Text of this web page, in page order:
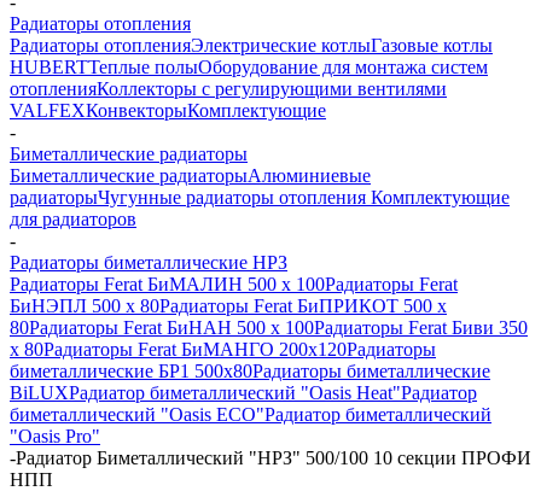
Радиаторы отопления
Радиаторы отопленияЭлектрические котлыГазовые котлы
HUBERTТеплые полыОборудование для монтажа систем
отопленияКоллекторы с регулирующими вентилями
VALFEXКонвекторыКомплектующие
-
Биметаллические радиаторы
Биметаллические радиаторыАлюминиевые
радиаторыЧугунные радиаторы отопления Комплектующие
для радиаторов
-
Радиаторы биметаллические НРЗ
Радиаторы Ferat БиМАЛИН 500 х 100Радиаторы Ferat
БиНЭПЛ 500 x 80Радиаторы Ferat БиПРИКОТ 500 х
80Радиаторы Ferat БиНАН 500 х 100Радиаторы Ferat Биви 350
х 80Радиаторы Ferat БиМАНГО 200х120Радиаторы
биметаллические БР1 500х80Радиаторы биметаллические
BiLUXРадиатор биметаллический "Oasis Heat"Радиатор
биметаллический "Oasis ECO"Радиатор биметаллический
"Oasis Pro"
-Радиатор Биметаллический "НРЗ" 500/100 10 секции ПРОФИ
НПП